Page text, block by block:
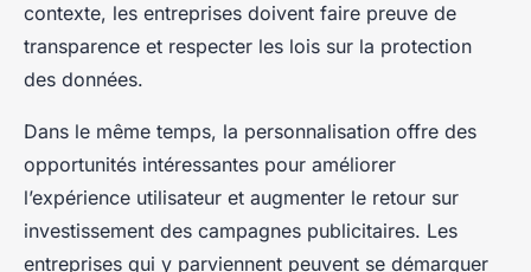
contexte, les entreprises doivent faire preuve de
transparence et respecter les lois sur la protection
des données.
Dans le même temps, la personnalisation offre des
opportunités intéressantes pour améliorer
l’expérience utilisateur et augmenter le retour sur
investissement des campagnes publicitaires. Les
entreprises qui y parviennent peuvent se démarquer